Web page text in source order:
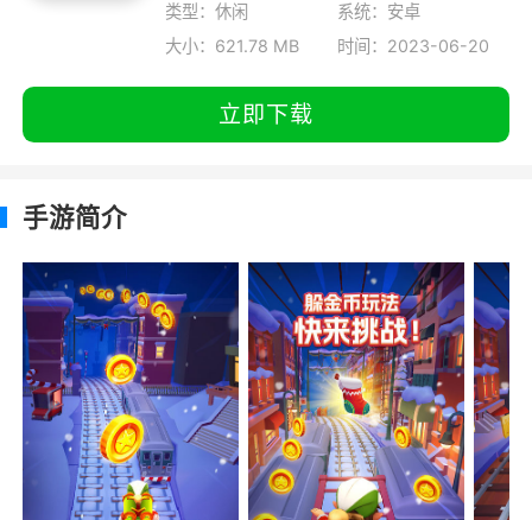
类型：休闲
系统：安卓
大小：621.78 MB
时间：2023-06-20
立即下载
手游简介